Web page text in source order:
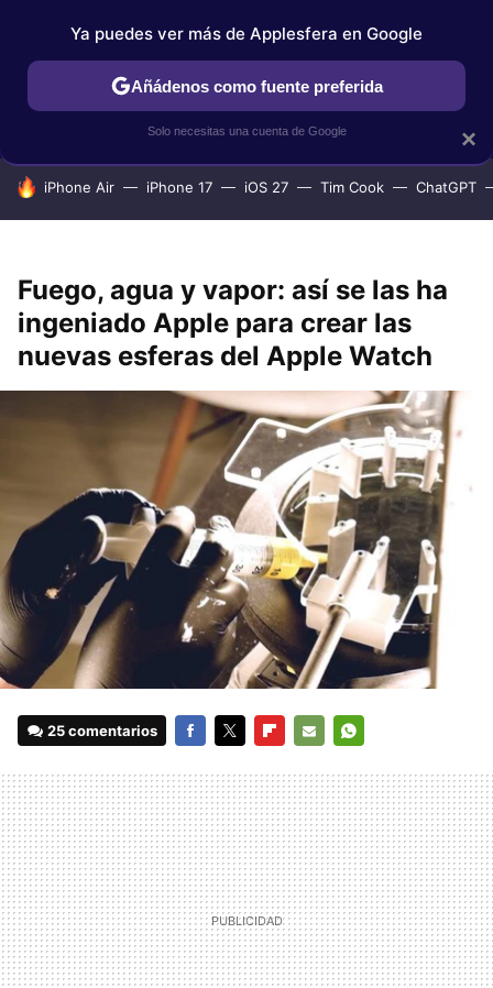
IPHONE TUTORIALES APPLESFERA SELECCIÓN
HOY SE HABLA DE
iPhone Air iPhone 17 iOS 27 Tim Cook ChatGPT
Fuego, agua y vapor: así se las ha
ingeniado Apple para crear las
nuevas esferas del Apple Watch
25 comentarios
MAIL
×
Ya puedes ver más de Applesfera en Google
Añádenos como fuente preferida
Solo necesitas una cuenta de Google